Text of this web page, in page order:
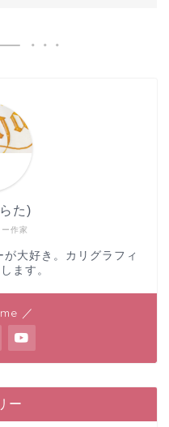
作家
た)
大好き。カリグラフィ
ます。
／
ー